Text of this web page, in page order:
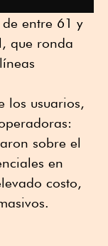
entre 61 y
que ronda
los usuarios,
sobre el
en
costo,